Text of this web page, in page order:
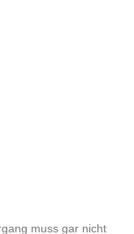
muss gar nicht